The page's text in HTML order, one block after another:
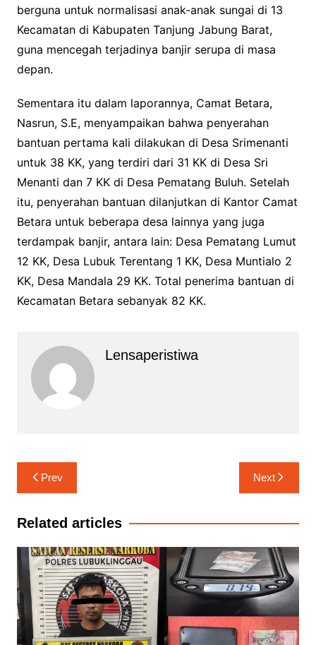
berguna untuk normalisasi anak-anak sungai di 13
Kecamatan di Kabupaten Tanjung Jabung Barat,
guna mencegah terjadinya banjir serupa di masa
depan.
Sementara itu dalam laporannya, Camat Betara,
Nasrun, S.E, menyampaikan bahwa penyerahan
bantuan pertama kali dilakukan di Desa Srimenanti
untuk 38 KK, yang terdiri dari 31 KK di Desa Sri
Menanti dan 7 KK di Desa Pematang Buluh. Setelah
itu, penyerahan bantuan dilanjutkan di Kantor Camat
Betara untuk beberapa desa lainnya yang juga
terdampak banjir, antara lain: Desa Pematang Lumut
12 KK, Desa Lubuk Terentang 1 KK, Desa Muntialo 2
KK, Desa Mandala 29 KK. Total penerima bantuan di
Kecamatan Betara sebanyak 82 KK.
Lensaperistiwa
Navigasi
pos
Prev Next
Related articles